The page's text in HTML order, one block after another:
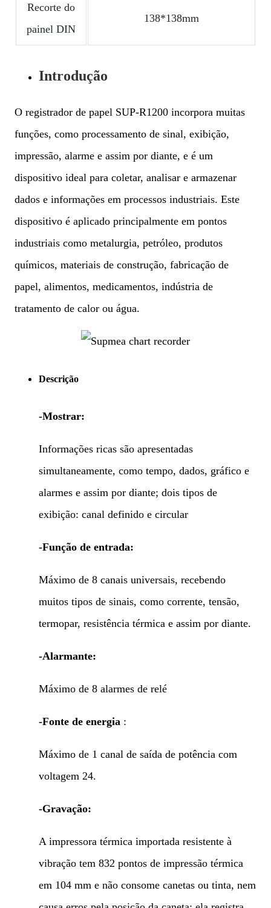
Recorte do
painel DIN
138*138mm
Introdução
O registrador de papel SUP-R1200 incorpora muitas
funções, como processamento de sinal, exibição,
impressão, alarme e assim por diante, e é um
dispositivo ideal para coletar, analisar e armazenar
dados e informações em processos industriais. Este
dispositivo é aplicado principalmente em pontos
industriais como metalurgia, petróleo, produtos
químicos, materiais de construção, fabricação de
papel, alimentos, medicamentos, indústria de
tratamento de calor ou água.
Descrição
-Mostrar:
Informações ricas são apresentadas
simultaneamente, como tempo, dados, gráfico e
alarmes e assim por diante; dois tipos de
exibição: canal definido e circular
-Função de entrada:
Máximo de 8 canais universais, recebendo
muitos tipos de sinais, como corrente, tensão,
termopar, resistência térmica e assim por diante.
-Alarmante:
Máximo de 8 alarmes de relé
-Fonte de energia :
Máximo de 1 canal de saída de potência com
voltagem 24.
-Gravação:
A impressora térmica importada resistente à
vibração tem 832 pontos de impressão térmica
em 104 mm e não consome canetas ou tinta, nem